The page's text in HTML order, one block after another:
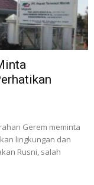
Gerem meminta
lingkungan dan
Rusni, salah